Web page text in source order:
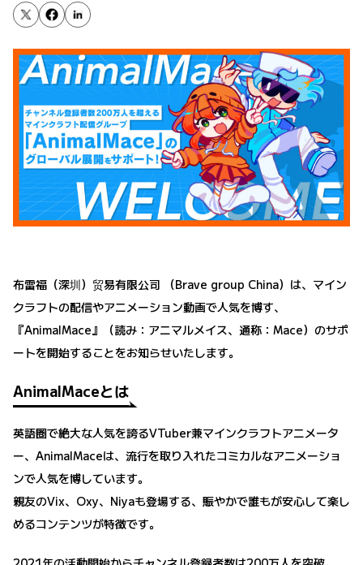
布雷福（深圳）贸易有限公司 （Brave group China）は、マイン
クラフトの配信やアニメーション動画で人気を博す、
『AnimalMace』（読み：アニマルメイス、通称：Mace）のサポ
ートを開始することをお知らせいたします。
AnimalMaceとは
英語圏で絶大な人気を誇るVTuber兼マインクラフトアニメータ
ー、AnimalMaceは、流行を取り入れたコミカルなアニメーショ
ンで人気を博しています。
親友のVix、Oxy、Niyaも登場する、賑やかで誰もが安心して楽し
めるコンテンツが特徴です。